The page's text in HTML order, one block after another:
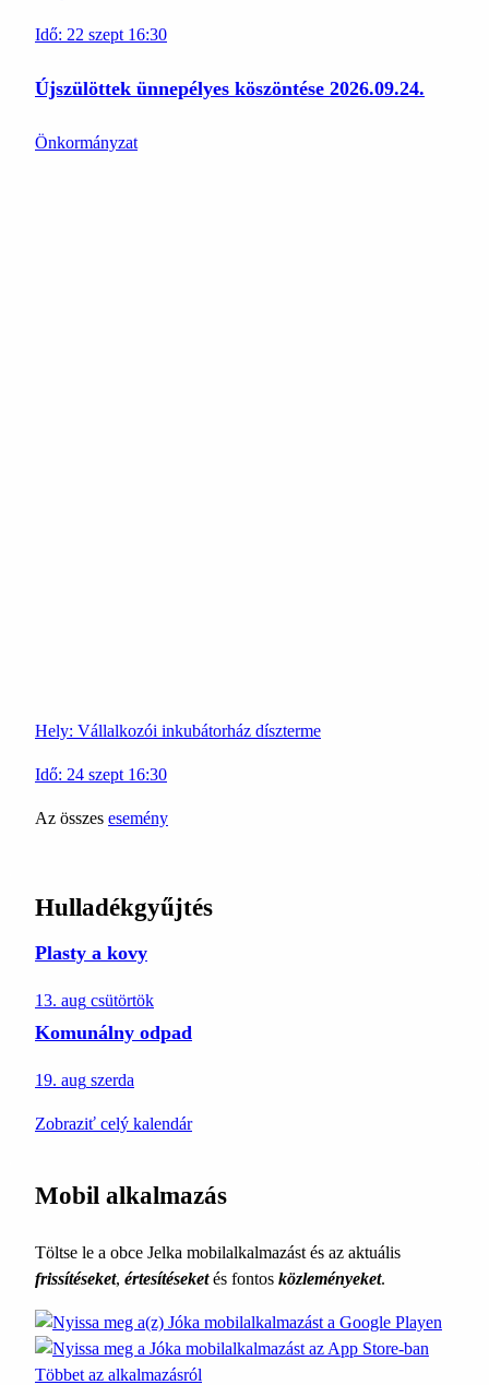
Idő: 22 szept 16:30
Újszülöttek ünnepélyes köszöntése 2026.09.24.
Önkormányzat
Hely: Vállalkozói inkubátorház díszterme
Idő: 24 szept 16:30
Az összes esemény
Hulladékgyűjtés
Plasty a kovy
13. aug csütörtök
Komunálny odpad
19. aug szerda
Zobraziť celý kalendár
Mobil alkalmazás
Töltse le a obce Jelka mobilalkalmazást és az aktuális
frissítéseket, értesítéseketés fontos közleményeket.
Többet az alkalmazásról